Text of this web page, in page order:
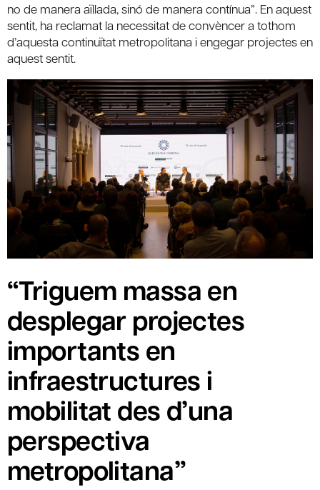
no de manera aïllada, sinó de manera contínua”. En aquest
sentit, ha reclamat la necessitat de convèncer a tothom
d’aquesta continuïtat metropolitana i engegar projectes en
aquest sentit.
“Triguem massa en
desplegar projectes
importants en
infraestructures i
mobilitat des d’una
perspectiva
metropolitana”